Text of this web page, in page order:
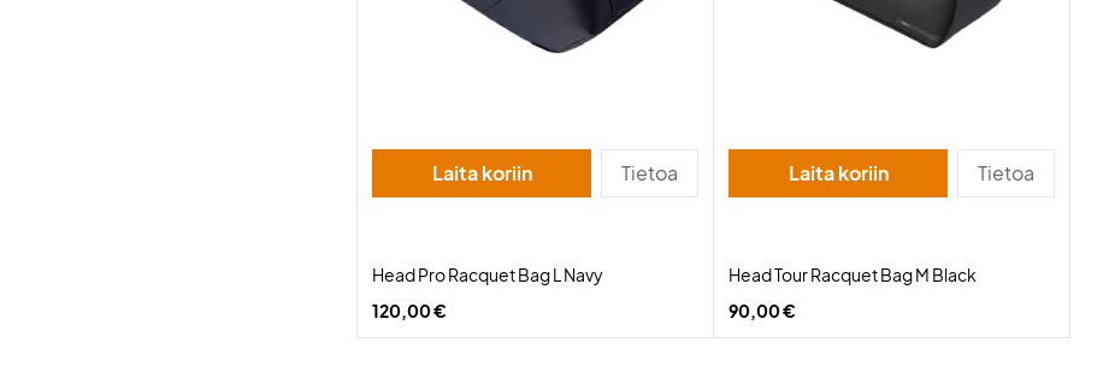
Laita koriin Tietoa
Head Pro Racquet Bag L Navy
120,00 €
Laita koriin Tietoa
Head Tour Racquet Bag M Black
90,00 €